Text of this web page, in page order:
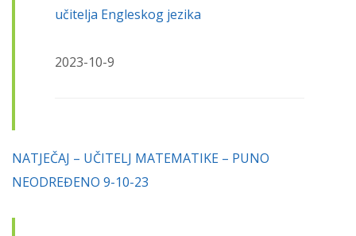
učitelja Engleskog jezika
2023-10-9
NATJEČAJ – UČITELJ MATEMATIKE – PUNO
NEODREĐENO 9-10-23